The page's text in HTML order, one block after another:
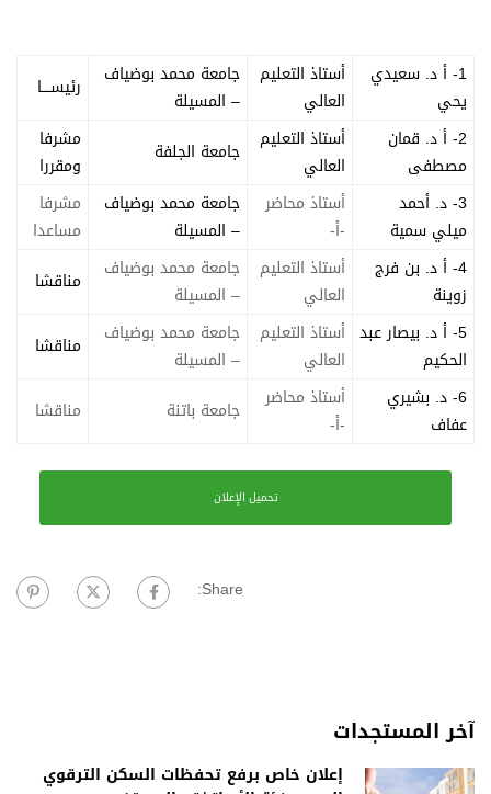
1- أ د. سعيدي
يحي
أستاذ التعليم
العالي
جامعة محمد بوضياف
– المسيلة
رئيســــا
2- أ د. قمان
مصطفى
أستاذ التعليم
العالي
جامعة الجلفة
مشرفا
ومقررا
3- د. أحمد
ميلي سمية
أستاذ محاضر
-أ-
جامعة محمد بوضياف
– المسيلة
مشرفا
مساعدا
4- أ د. بن فرج
زوينة
أستاذ التعليم
العالي
جامعة محمد بوضياف
– المسيلة
مناقشا
5- أ د. بيصار عبد
الحكيم
أستاذ التعليم
العالي
جامعة محمد بوضياف
– المسيلة
مناقشا
6- د. بشيري
عفاف
أستاذ محاضر
-أ-
جامعة باتنة مناقشا
تحميل الإعلان
Share:
آخر المستجدات
إعلان خاص برفع تحفظات السكن الترقوي